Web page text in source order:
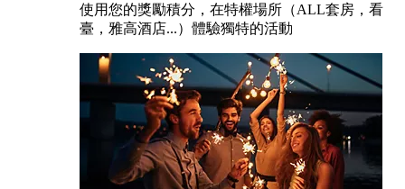
使用您的獎勵積分，在特權場所（ALL套房，看
臺，雅高酒店...）體驗獨特的活動